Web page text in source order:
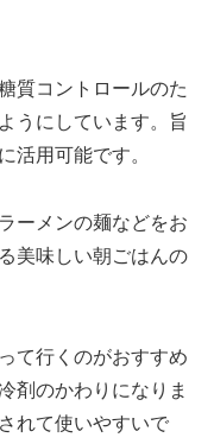
質コントロールのた
うにしています。旨
活用可能です。
ーメンの麺などをお
美味しい朝ごはんの
て行くのがおすすめ
剤のかわりになりま
れて使いやすいで